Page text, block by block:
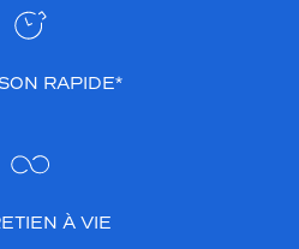
RAPIDE*
À VIE